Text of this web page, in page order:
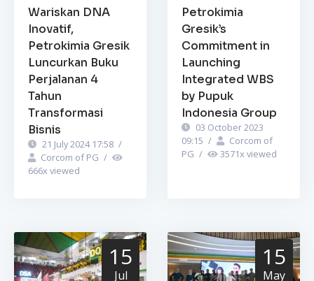
Wariskan DNA
Inovatif,
Petrokimia Gresik
Luncurkan Buku
Perjalanan 4
Tahun
Transformasi
Bisnis
21 July 2024 17:58 /
Corcom of PG /
666x viewed
Petrokimia
Gresik’s
Commitment in
Launching
Integrated WBS
by Pupuk
Indonesia Group
03 October 2023
09:15 /
Corcom of
PG / 3571x viewed
15
Jul
15
May